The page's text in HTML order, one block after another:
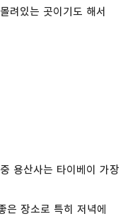
려있는 곳이기도 해서
용산사는 타이베이 가장
장소로 특히 저녁에